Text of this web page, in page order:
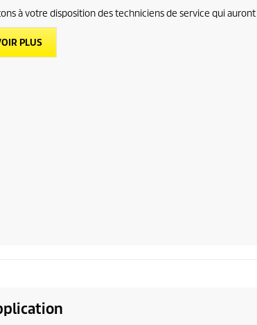
à votre disposition des techniciens de service qui
PLUS